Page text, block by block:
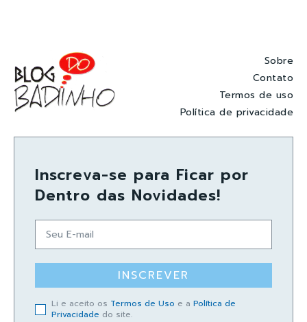
Sobre
Contato
Termos de uso
Política de privacidade
Inscreva-se para Ficar por
Dentro das Novidades!
INSCREVER
Li e aceito os Termos de Uso e a Política de
Privacidade do site.